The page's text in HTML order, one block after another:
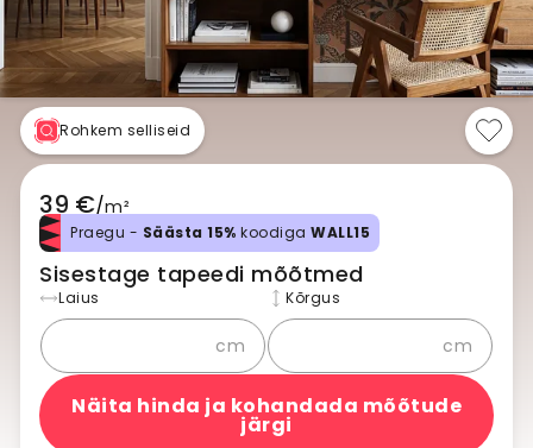
Rohkem selliseid
39 €/m²
Praegu - Säästa 15% koodiga WALL15
Sisestage tapeedi mõõtmed
Laius
cm
Kõrgus
cm
Näita hinda ja kohandada mõõtude
järgi